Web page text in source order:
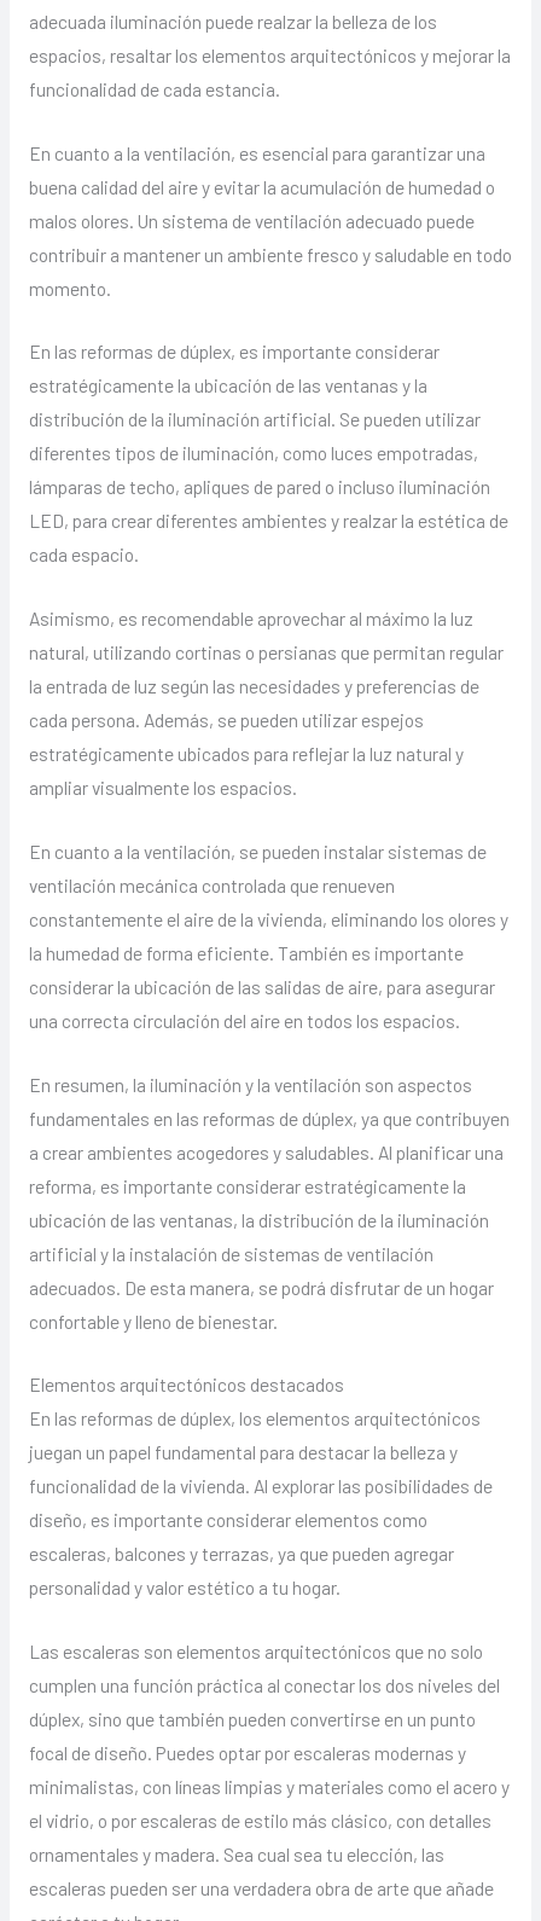
adecuada iluminación puede realzar la belleza de los
espacios, resaltar los elementos arquitectónicos y mejorar la
funcionalidad de cada estancia.
En cuanto a la ventilación, es esencial para garantizar una
buena calidad del aire y evitar la acumulación de humedad o
malos olores. Un sistema de ventilación adecuado puede
contribuir a mantener un ambiente fresco y saludable en todo
momento.
En las reformas de dúplex, es importante considerar
estratégicamente la ubicación de las ventanas y la
distribución de la iluminación artificial. Se pueden utilizar
diferentes tipos de iluminación, como luces empotradas,
lámparas de techo, apliques de pared o incluso iluminación
LED, para crear diferentes ambientes y realzar la estética de
cada espacio.
Asimismo, es recomendable aprovechar al máximo la luz
natural, utilizando cortinas o persianas que permitan regular
la entrada de luz según las necesidades y preferencias de
cada persona. Además, se pueden utilizar espejos
estratégicamente ubicados para reflejar la luz natural y
ampliar visualmente los espacios.
En cuanto a la ventilación, se pueden instalar sistemas de
ventilación mecánica controlada que renueven
constantemente el aire de la vivienda, eliminando los olores y
la humedad de forma eficiente. También es importante
considerar la ubicación de las salidas de aire, para asegurar
una correcta circulación del aire en todos los espacios.
En resumen, la iluminación y la ventilación son aspectos
fundamentales en las reformas de dúplex, ya que contribuyen
a crear ambientes acogedores y saludables. Al planificar una
reforma, es importante considerar estratégicamente la
ubicación de las ventanas, la distribución de la iluminación
artificial y la instalación de sistemas de ventilación
adecuados. De esta manera, se podrá disfrutar de un hogar
confortable y lleno de bienestar.
Elementos arquitectónicos destacados
En las reformas de dúplex, los elementos arquitectónicos
juegan un papel fundamental para destacar la belleza y
funcionalidad de la vivienda. Al explorar las posibilidades de
diseño, es importante considerar elementos como
escaleras, balcones y terrazas, ya que pueden agregar
personalidad y valor estético a tu hogar.
Las escaleras son elementos arquitectónicos que no solo
cumplen una función práctica al conectar los dos niveles del
dúplex, sino que también pueden convertirse en un punto
focal de diseño. Puedes optar por escaleras modernas y
minimalistas, con líneas limpias y materiales como el acero y
el vidrio, o por escaleras de estilo más clásico, con detalles
ornamentales y madera. Sea cual sea tu elección, las
escaleras pueden ser una verdadera obra de arte que añade